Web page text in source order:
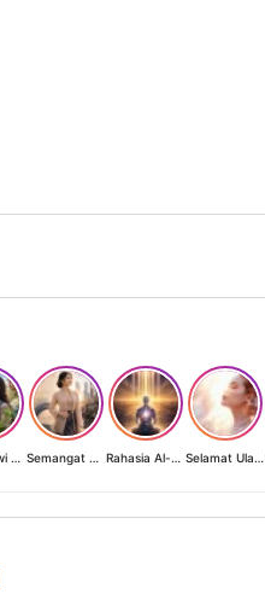
Ibu Pertiwi Menyimpan Rahasia Cinta Semangat Kartini 2026: Ketika Perempuan Modern Menyalakan Terangnya Sendiri Rahasia Al-Fatihah Ayat 1-7 Selamat Ulang Tahun, Perempuan Cahaya